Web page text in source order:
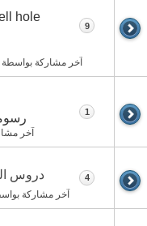
آخر مشاركة بواسطة
9
آخر
1
دروس
آخر مشاركة
4